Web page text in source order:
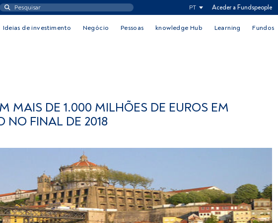
PT Aceder a Fundspeople
Ideias de investimento Negócio Pessoas knowledge Hub Learning Fundos
MAIS DE 1.000 MILHÕES DE EUROS EM
NO FINAL DE 2018